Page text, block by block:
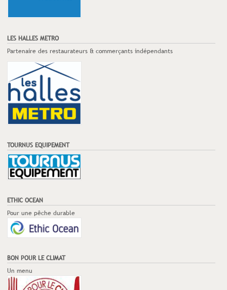
LES HALLES METRO
Partenaire des restaurateurs & commerçants indépendants
TOURNUS EQUIPEMENT
ETHIC OCEAN
Pour une pêche durable
BON POUR LE CLIMAT
Un menu